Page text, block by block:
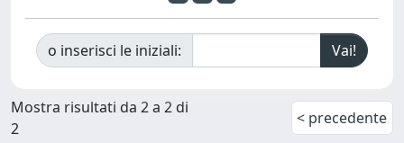
o inserisci le iniziali:
Mostra risultati da 2 a 2 di
2
< precedente